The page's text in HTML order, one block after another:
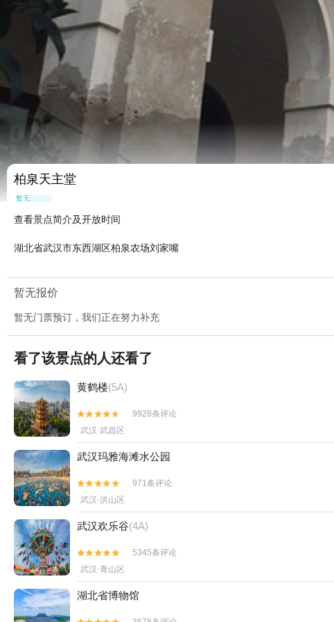
柏泉天主堂
暂无点评
查看景点简介及开放时间
湖北省武汉市东西湖区柏泉农场刘家嘴
暂无报价
暂无门票预订，我们正在努力补充
看了该景点的人还看了
黄鹤楼(5A)


9928条评论
武汉·武昌区
武汉玛雅海滩水公园


971条评论
武汉·洪山区
武汉欢乐谷(4A)


5345条评论
武汉·青山区
湖北省博物馆